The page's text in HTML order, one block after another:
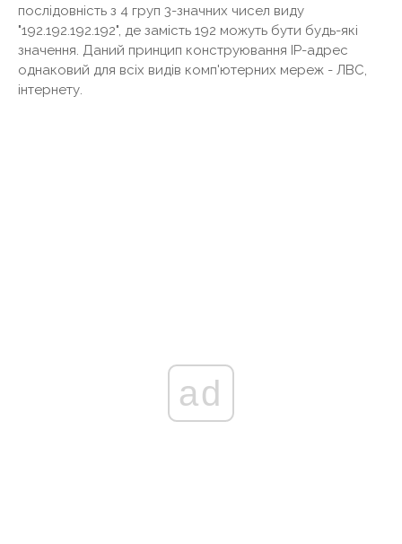
послідовність з 4 груп 3-значних чисел виду
"192.192.192.192", де замість 192 можуть бути будь-які
значення. Даний принцип конструювання IP-адрес
однаковий для всіх видів комп'ютерних мереж - ЛВС,
інтернету.
ad